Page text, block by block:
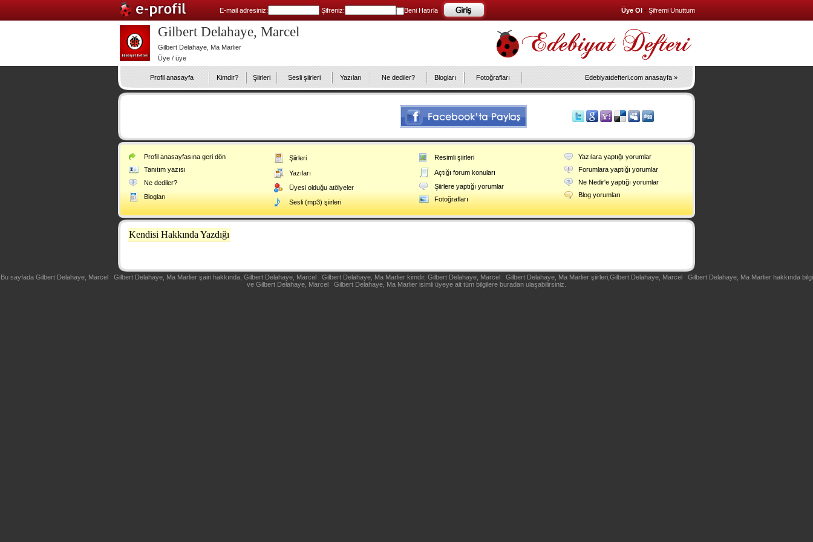
E-mail adresiniz: Şifreniz: Beni Hatırla Üye Ol - Şifremi Unuttum
Gilbert Delahaye, Marcel
Gilbert Delahaye, Ma Marlier
Üye / üye
Profil anasayfa Kimdir? Şiirleri Sesli şiirleri Yazıları Ne dediler? Blogları Fotoğrafları Edebiyatdefteri.com anasayfa »
Profil anasayfasına geri dön
Tanıtım yazısı
Ne dediler?
Blogları
Şiirleri
Yazıları
Üyesi olduğu atölyeler
Sesli (mp3) şiirleri
Resimli şiirleri
Açtığı forum konuları
Şiirlere yaptığı yorumlar
Fotoğrafları
Yazılara yaptığı yorumlar
Forumlara yaptığı yorumlar
Ne Nedir'e yaptığı yorumlar
Blog yorumları
Kendisi Hakkında Yazdığı
Bu sayfada Gilbert Delahaye, Marcel Gilbert Delahaye, Ma Marlier şairi hakkında, Gilbert Delahaye, Marcel Gilbert Delahaye, Ma Marlier kimdir, Gilbert Delahaye, Marcel Gilbert Delahaye, Ma Marlier şiirleri,Gilbert Delahaye, Marcel Gilbert Delahaye, Ma Marlier hakkında bilgi
ve Gilbert Delahaye, Marcel Gilbert Delahaye, Ma Marlier isimli üyeye ait tüm bilgilere buradan ulaşabilirsiniz.